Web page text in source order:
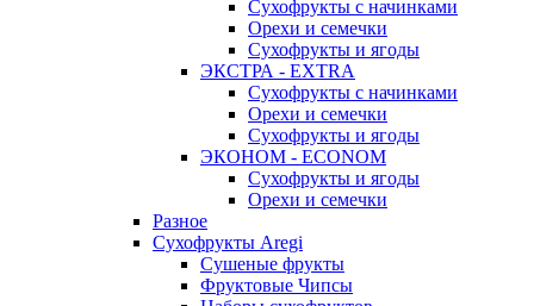
Сухофрукты с начинками
Орехи и семечки
Сухофрукты и ягоды
ЭКСТРА - EXTRA
Сухофрукты с начинками
Орехи и семечки
Сухофрукты и ягоды
ЭКОНОМ - ECONOM
Сухофрукты и ягоды
Орехи и семечки
Разное
Сухофрукты Aregi
Сушеные фрукты
Фруктовые Чипсы